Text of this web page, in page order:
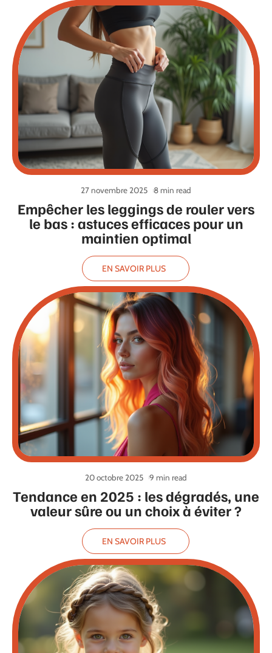
Empêcher les leggings de rouler vers
le bas : astuces efficaces pour un
maintien optimal
27 novembre 2025 8 min read
EN SAVOIR PLUS
Tendance en 2025 : les dégradés, une
valeur sûre ou un choix à éviter ?
20 octobre 2025 9 min read
EN SAVOIR PLUS